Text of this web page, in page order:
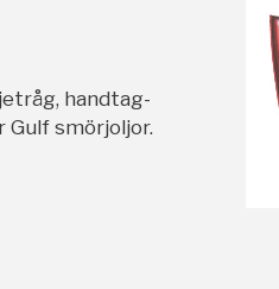
handtag-
Gulf smörjoljor.